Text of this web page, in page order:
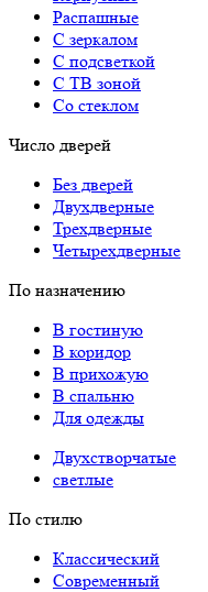
Распашные
С зеркалом
С подсветкой
С ТВ зоной
Со стеклом
Число дверей
Без дверей
Двухдверные
Трехдверные
Четырехдверные
По назначению
В гостиную
В коридор
В прихожую
В спальню
Для одежды
Двухстворчатые
светлые
По стилю
Классический
Современный